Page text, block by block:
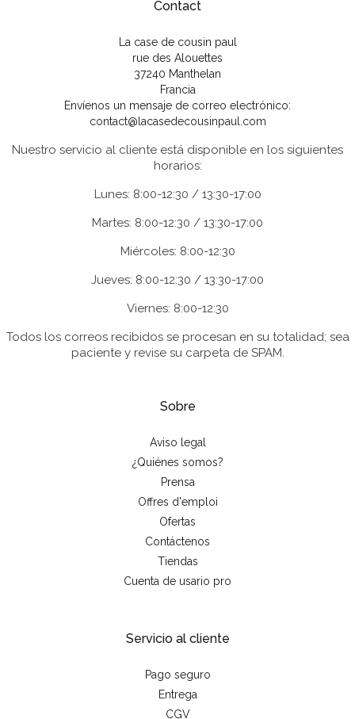
Contact
La case de cousin paul
rue des Alouettes
37240 Manthelan
Francia
Envíenos un mensaje de correo electrónico:
contact@lacasedecousinpaul.com
Nuestro servicio al cliente está disponible en los siguientes
horarios:
Lunes: 8:00-12:30 / 13:30-17:00
Martes: 8:00-12:30 / 13:30-17:00
Miércoles: 8:00-12:30
Jueves: 8:00-12:30 / 13:30-17:00
Viernes: 8:00-12:30
Todos los correos recibidos se procesan en su totalidad; sea
paciente y revise su carpeta de SPAM.
Sobre
Aviso legal
¿Quiénes somos?
Prensa
Offres d'emploi
Ofertas
Contáctenos
Tiendas
Cuenta de usario pro
Servicio al cliente
Pago seguro
Entrega
CGV